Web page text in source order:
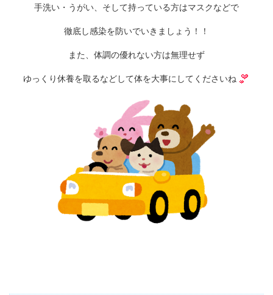
手洗い・うがい、そして持っている方はマスクなどで
徹底し感染を防いでいきましょう！！
また、体調の優れない方は無理せず
ゆっくり休養を取るなどして体を大事にしてくださいね